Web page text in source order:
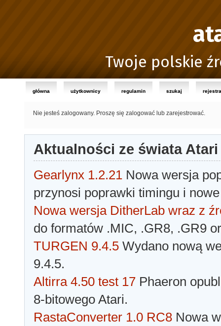
Twoje polskie
główna użytkownicy regulamin szukaj
Nie jesteś zalogowany. Proszę się zalogować lub zarejestrować.
Aktualności ze świata Atari
Gearlynx 1.2.21 Nowa wersja
przynosi poprawki timingu i
Nowa wersja DitherLab wraz z
do formatów .MIC, .GR8, .GR9
TURGEN 9.4.5 Wydano nową
9.4.5.
Altirra 4.50 test 17 Phaeron
8-bitowego Atari.
RastaConverter 1.0 RC8 Nowa